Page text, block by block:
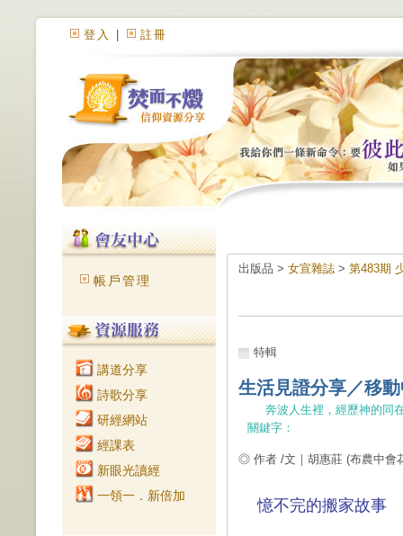
登入 註冊
帳戶管理
講道分享
詩歌分享
研經網站
經課表
新眼光讀經
一領一．新倍加
出版品 > 女宣雜誌 > 第483期
特輯
生活見證分享／移
奔波人生裡，經歷神的同
關鍵字：
◎ 作者 /文｜胡惠莊 (布農中會
憶不完的搬家故事